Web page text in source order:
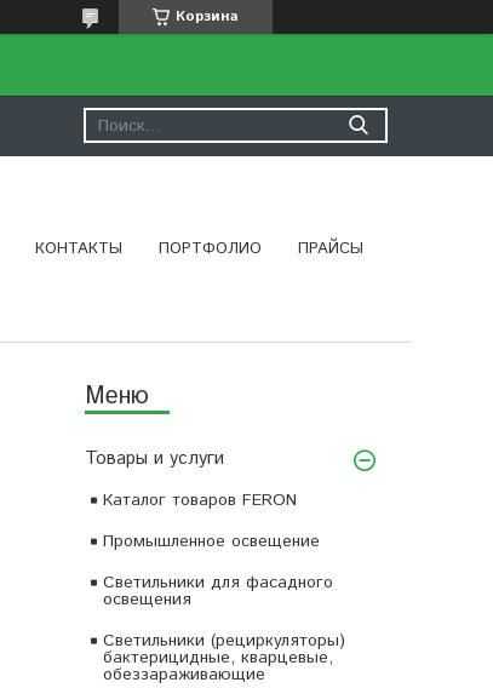
Корзина
КОНТАКТЫ ПОРТФОЛИО ПРАЙСЫ
Товары и услуги
Каталог товаров FERON
Промышленное освещение
Светильники для фасадного
освещения
Светильники (рециркуляторы)
бактерицидные, кварцевые,
обеззараживающие